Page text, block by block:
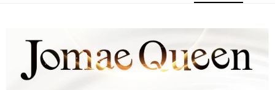
每筆NT$100，滿NT$1,599(含以上)免運費
滿額免運!港澳新馬配送 查看運費